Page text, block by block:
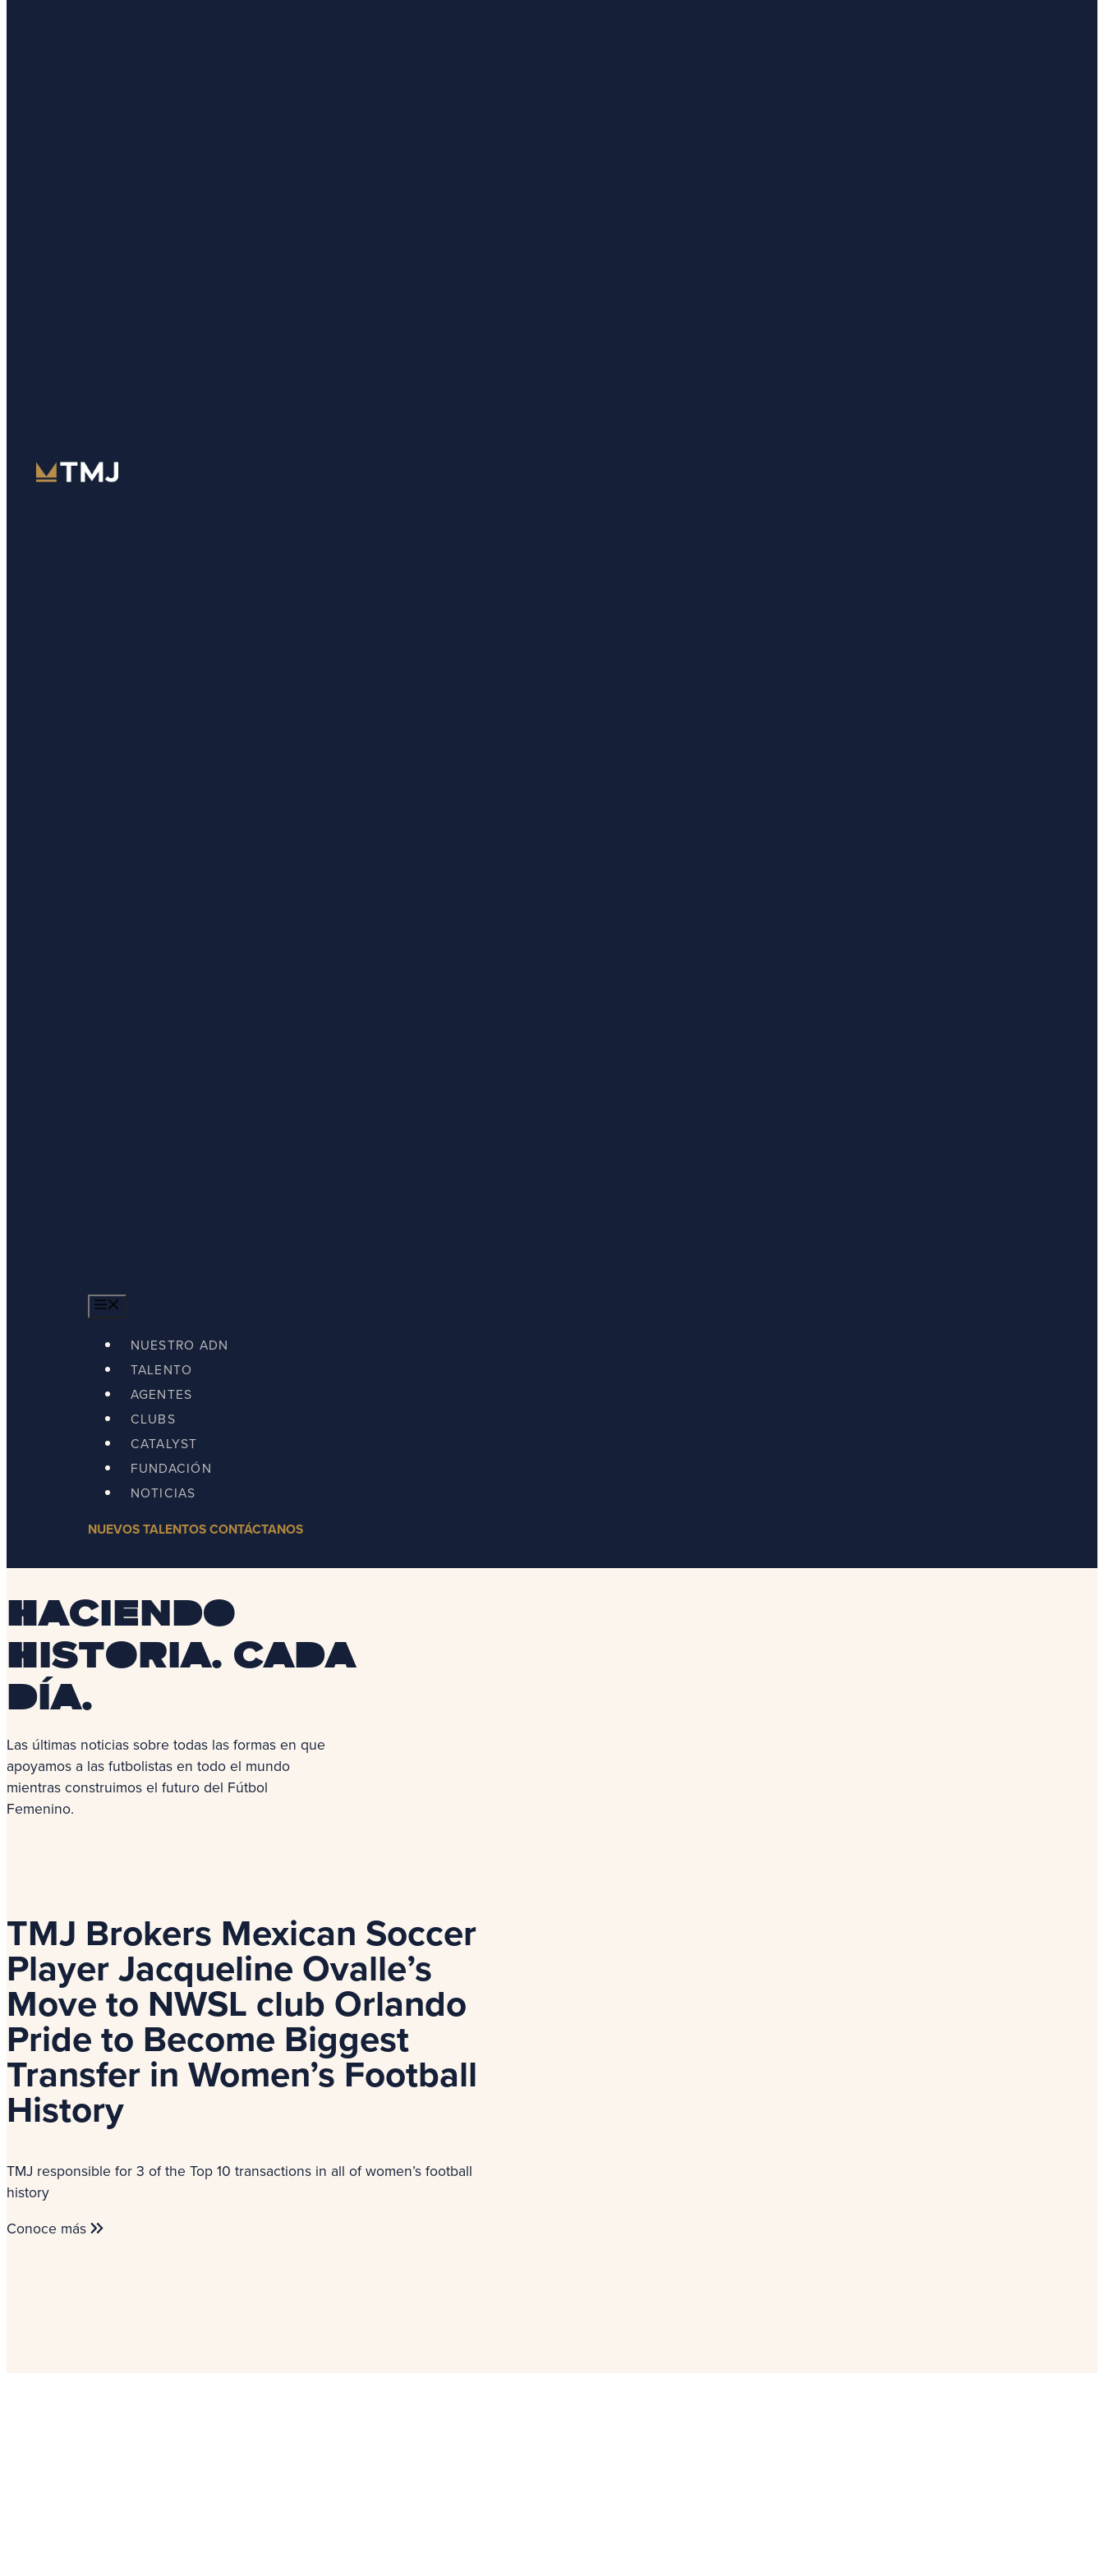
NUESTRO ADN
TALENTO
AGENTES
CLUBS
CATALYST
FUNDACIÓN
NOTICIAS
NUEVOS TALENTOSCONTÁCTANOS
Haciendo
historia. Cada
día.
Las últimas noticias sobre todas las formas en que
apoyamos a las futbolistas en todo el mundo
mientras construimos el futuro del Fútbol
Femenino.
TMJ Brokers Mexican Soccer
Player Jacqueline Ovalle’s
Move to NWSL club Orlando
Pride to Become Biggest
Transfer in Women’s Football
History
TMJ responsible for 3 of the Top 10 transactions in all of women’s football
history
Conoce más